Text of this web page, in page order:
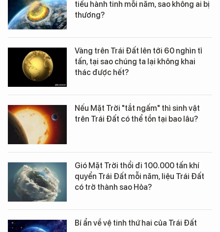
tiểu hành tinh mỗi năm, sao không ai bị
thương?
Vàng trên Trái Đất lên tới 60 nghìn tỉ
tấn, tại sao chúng ta lại không khai
thác được hết?
Nếu Mặt Trời "tắt ngấm" thì sinh vật
trên Trái Đất có thể tồn tại bao lâu?
Gió Mặt Trời thổi đi 100.000 tấn khí
quyển Trái Đất mỗi năm, liệu Trái Đất
có trở thành sao Hỏa?
Bí ẩn về vệ tinh thứ hai của Trái Đất